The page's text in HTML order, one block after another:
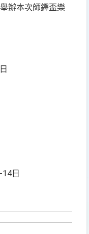
辦本次師鐸盃樂
日
14 日